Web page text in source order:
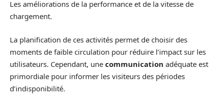
Les améliorations de la performance et de la vitesse de
chargement.
La planification de ces activités permet de choisir des
moments de faible circulation pour réduire l’impact sur les
utilisateurs. Cependant, une communication adéquate est
primordiale pour informer les visiteurs des périodes
d’indisponibilité.